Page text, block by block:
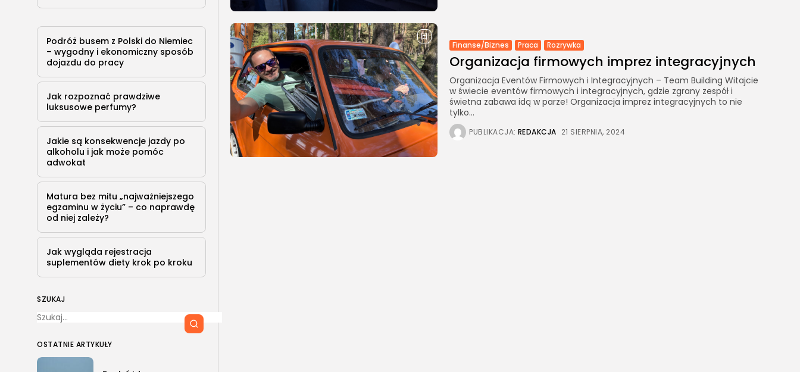
Zdrowie
Zoologia/Rolnictwo/Leśnictwo
Finanse/Biznes Praca Rozrywka
Organizacja firmowych imprez integracyjnych
Organizacja Eventów Firmowych i Integracyjnych – Team Building Witajcie
w świecie eventów firmowych i integracyjnych, gdzie zgrany zespół i
świetna zabawa idą w parze! Organizacja imprez integracyjnych to nie
tylko...
PUBLIKACJA: REDAKCJA 21 SIERPNIA, 2024
Podróż busem z Polski do Niemiec
– wygodny i ekonomiczny sposób
dojazdu do pracy
Jak rozpoznać prawdziwe
luksusowe perfumy?
Jakie są konsekwencje jazdy po
alkoholu i jak może pomóc
adwokat
Matura bez mitu „najważniejszego
egzaminu w życiu” – co naprawdę
od niej zależy?
Jak wygląda rejestracja
suplementów diety krok po kroku
SZUKAJ
OSTATNIE ARTYKUŁY